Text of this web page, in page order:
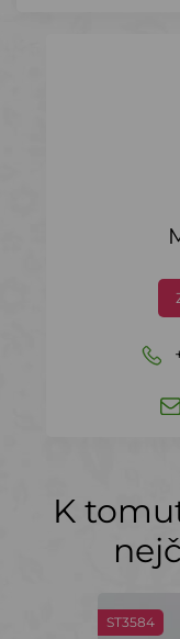
K
ST3584